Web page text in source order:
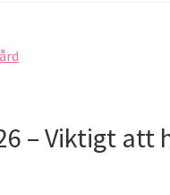
– Viktigt att